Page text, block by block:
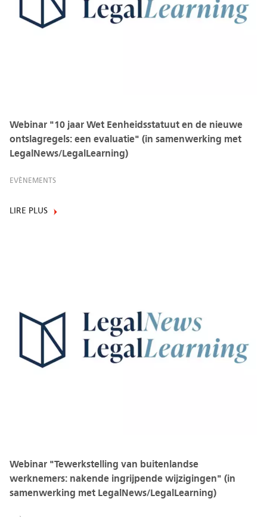
Webinar "10 jaar Wet Eenheidsstatuut en de nieuwe
ontslagregels: een evaluatie" (in samenwerking met
LegalNews/LegalLearning)
EVÈNEMENTS
LIRE PLUS
Webinar "Tewerkstelling van buitenlandse
werknemers: nakende ingrijpende wijzigingen" (in
samenwerking met LegalNews/LegalLearning)